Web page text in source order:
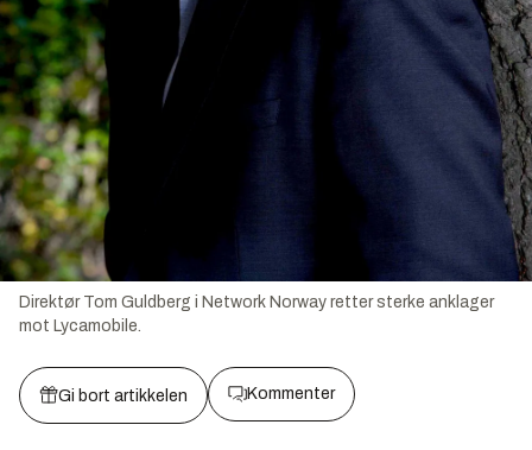
Direktør Tom Guldberg i Network Norway retter sterke anklager
mot Lycamobile.
Gi bort artikkelen Kommenter